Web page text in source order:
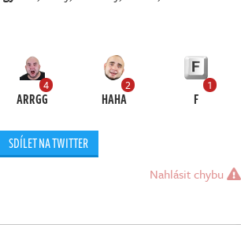
4
ARRGG
2
HAHA
1
F
SDÍLET NA TWITTER
Nahlásit chybu